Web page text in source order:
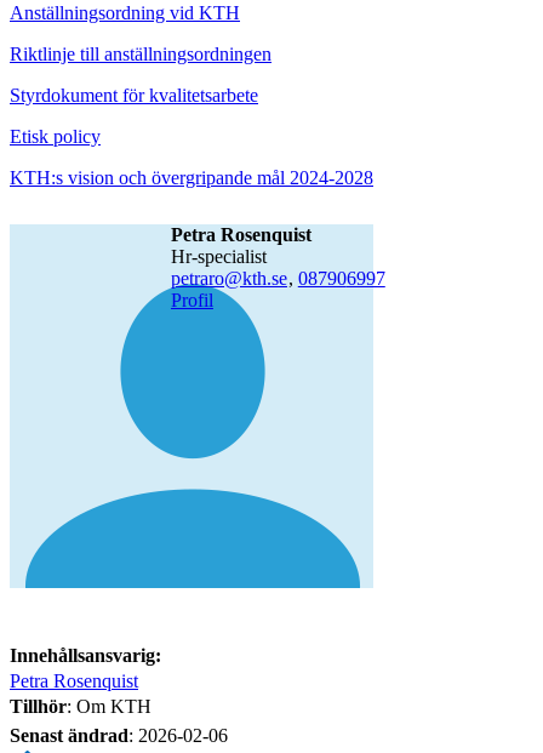
Anställningsordning vid KTH
Riktlinje till anställningsordningen
Styrdokument för kvalitetsarbete
Etisk policy
KTH:s vision och övergripande mål 2024-2028
Petra Rosenquist
hr-specialist
petraro@kth.se, 087906997
Profil
Innehållsansvarig:
Petra Rosenquist
Tillhör: Om KTH
Senast ändrad: 2026-02-06